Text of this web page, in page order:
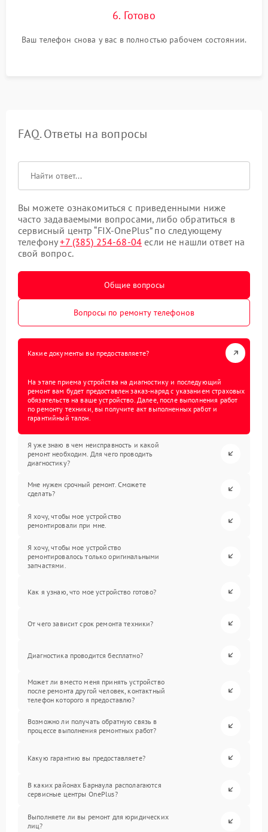
6. Готово
Ваш телефон снова у вас в полностью рабочем состоянии.
FAQ. Ответы на вопросы
Вы можете ознакомиться с приведенными ниже
часто задаваемыми вопросами, либо обратиться в
сервисный центр “FIX-OnePlus” по следующему
телефону+7 (385) 254-68-04 если не нашли ответ на
свой вопрос.
Общие вопросы
Вопросы по ремонту телефонов
Какие документы вы предоставляете?
На этапе приема устройства на диагностику и последующий
ремонт вам будет предоставлен заказ-наряд с указанием страховых
обязательств на ваше устройство. Далее, после выполнения работ
по ремонту техники, вы получите акт выполненных работ и
гарантийный талон.
Я уже знаю в чем неисправность и какой
ремонт необходим. Для чего проводить
диагностику?
Мне нужен срочный ремонт. Сможете
сделать?
Я хочу, чтобы мое устройство
ремонтировали при мне.
Я хочу, чтобы мое устройство
ремонтировалось только оригинальными
запчастями.
Как я узнаю, что мое устройство готово?
От чего зависит срок ремонта техники?
Диагностика проводится бесплатно?
Может ли вместо меня принять устройство
после ремонта другой человек, контактный
телефон которого я предоставлю?
Возможно ли получать обратную связь в
процессе выполнения ремонтных работ?
Какую гарантию вы предоставляете?
В каких районах Барнаула располагаются
сервисные центры OnePlus?
Выполняете ли вы ремонт для юридических
лиц?